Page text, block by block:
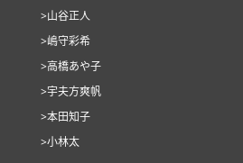
>山谷正人
>嶋守彩希
>高橋あや子
>宇夫方爽帆
>本田知子
>小林太